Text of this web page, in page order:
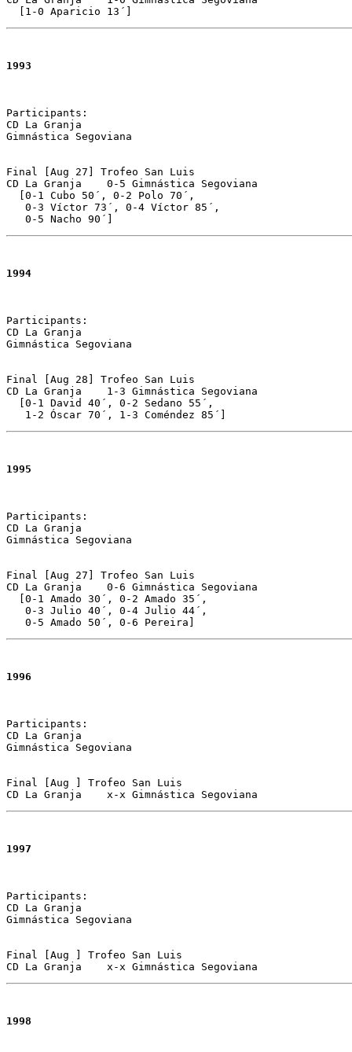
  [1-0 Aparicio 13´]
1993
Participants:
CD La Granja
Gimnástica Segoviana
Final [Aug 27] Trofeo San Luis
CD La Granja	0-5 Gimnástica Segoviana
  [0-1 Cubo 50´, 0-2 Polo 70´,
   0-3 Víctor 73´, 0-4 Víctor 85´,
   0-5 Nacho 90´]
1994
Participants:
CD La Granja
Gimnástica Segoviana
Final [Aug 28] Trofeo San Luis
CD La Granja	1-3 Gimnástica Segoviana
  [0-1 David 40´, 0-2 Sedano 55´,
   1-2 Óscar 70´, 1-3 Coméndez 85´]
1995
Participants:
CD La Granja
Gimnástica Segoviana
Final [Aug 27] Trofeo San Luis
CD La Granja	0-6 Gimnástica Segoviana
  [0-1 Amado 30´, 0-2 Amado 35´,
   0-3 Julio 40´, 0-4 Julio 44´,
   0-5 Amado 50´, 0-6 Pereira]
1996
Participants:
CD La Granja
Gimnástica Segoviana
Final [Aug ] Trofeo San Luis
CD La Granja	x-x Gimnástica Segoviana
1997
Participants:
CD La Granja
Gimnástica Segoviana
Final [Aug ] Trofeo San Luis
CD La Granja	x-x Gimnástica Segoviana
1998